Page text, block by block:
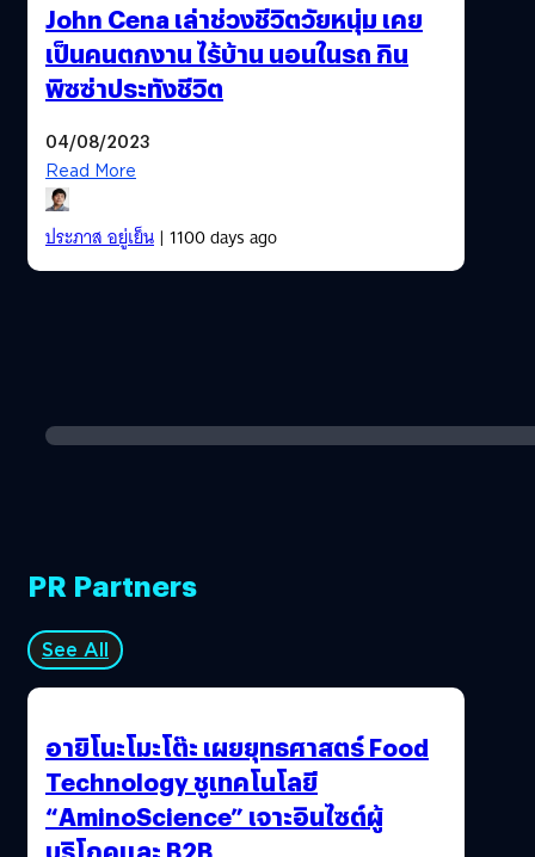
John Cena เล่าช่วงชีวิตวัยหนุ่ม เคย
เป็นคนตกงาน ไร้บ้าน นอนในรถ กิน
พิซซ่าประทังชีวิต
04/08/2023
Read More
ประภาส อยู่เย็น| 1100 days ago
PR Partners
See All
อายิโนะโมะโต๊ะ เผยยุทธศาสตร์ Food
Technology ชูเทคโนโลยี
“AminoScience” เจาะอินไซต์ผู้